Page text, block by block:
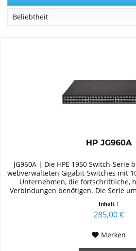
HP JG960A
JG960A | Die HPE 1950 Switch-
webverwalteten Gigabit-Switches mit
Unternehmen, die fortschrittliche,
Verbindungen benötigen. Die Serie
Inhalt 1
285,00 €
Merken